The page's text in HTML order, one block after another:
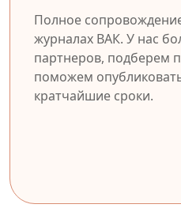
Полное
журналах ВАК. У нас
партнеров, подберем
поможем
кратчайшие сроки.